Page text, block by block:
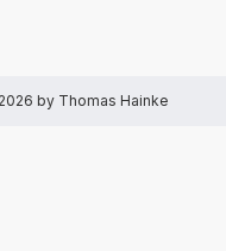
by Thomas Hainke